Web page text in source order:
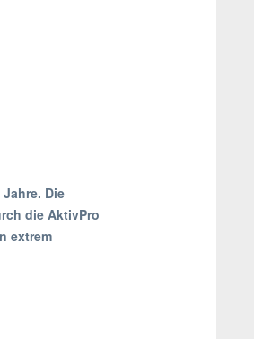
Die
die AktivPro
extrem